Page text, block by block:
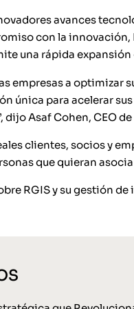
avances
con la
una rápida
empresas a
única para acelerar
Asaf Cohen, CEO de
clientes, socios y
que quieran
RGIS y su gestión